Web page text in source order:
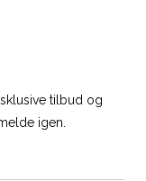
tilbud og
igen.